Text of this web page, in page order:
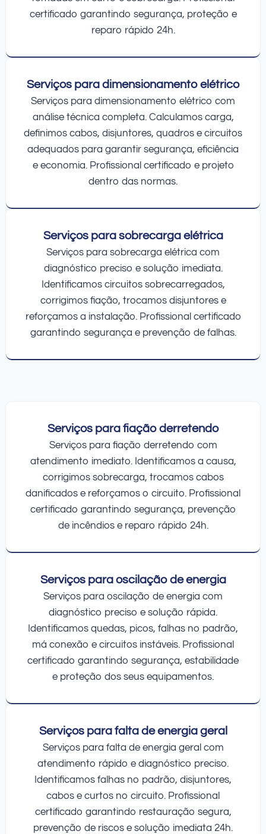
certificado garantindo segurança, proteção e
reparo rápido 24h.
Serviços para dimensionamento elétrico
Serviços para dimensionamento elétrico com
análise técnica completa. Calculamos carga,
definimos cabos, disjuntores, quadros e circuitos
adequados para garantir segurança, eficiência
e economia. Profissional certificado e projeto
dentro das normas.
Serviços para sobrecarga elétrica
Serviços para sobrecarga elétrica com
diagnóstico preciso e solução imediata.
Identificamos circuitos sobrecarregados,
corrigimos fiação, trocamos disjuntores e
reforçamos a instalação. Profissional certificado
garantindo segurança e prevenção de falhas.
Serviços para fiação derretendo
Serviços para fiação derretendo com
atendimento imediato. Identificamos a causa,
corrigimos sobrecarga, trocamos cabos
danificados e reforçamos o circuito. Profissional
certificado garantindo segurança, prevenção
de incêndios e reparo rápido 24h.
Serviços para oscilação de energia
Serviços para oscilação de energia com
diagnóstico preciso e solução rápida.
Identificamos quedas, picos, falhas no padrão,
má conexão e circuitos instáveis. Profissional
certificado garantindo segurança, estabilidade
e proteção dos seus equipamentos.
Serviços para falta de energia geral
Serviços para falta de energia geral com
atendimento rápido e diagnóstico preciso.
Identificamos falhas no padrão, disjuntores,
cabos e curtos no circuito. Profissional
certificado garantindo restauração segura,
prevenção de riscos e solução imediata 24h.